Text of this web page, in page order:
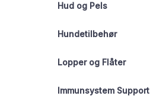
Hud og Pels
Hundetilbehør
Lopper og Flåter
Immunsystem Support